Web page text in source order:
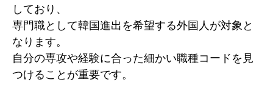
しており、
専門職として韓国進出を希望する外国人が対象と
なります。
自分の専攻や経験に合った細かい職種コードを見
つけることが重要です。